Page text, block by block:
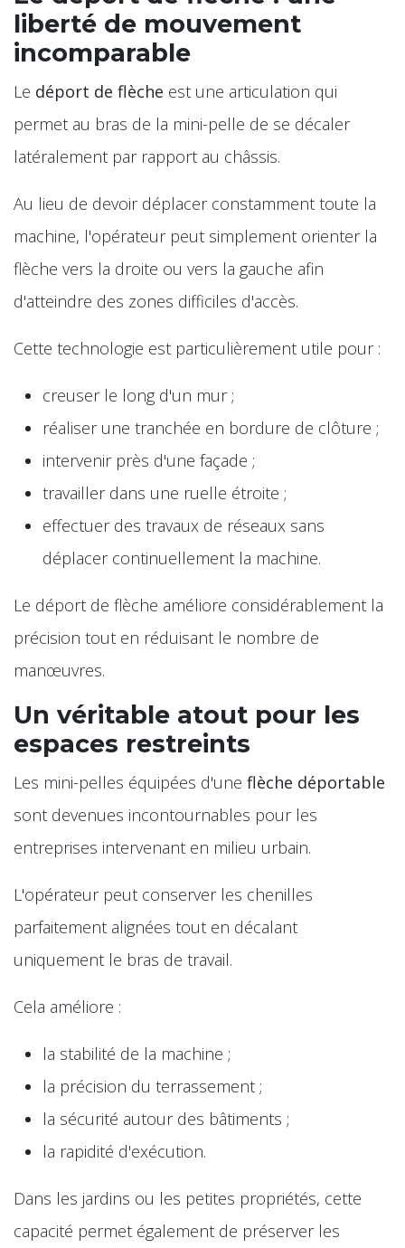
liberté de mouvement
incomparable
Le déport de flèche est une articulation qui
permet au bras de la mini-pelle de se décaler
latéralement par rapport au châssis.
Au lieu de devoir déplacer constamment toute la
machine, l'opérateur peut simplement orienter la
flèche vers la droite ou vers la gauche afin
d'atteindre des zones difficiles d'accès.
Cette technologie est particulièrement utile pour :
creuser le long d'un mur ;
réaliser une tranchée en bordure de clôture ;
intervenir près d'une façade ;
travailler dans une ruelle étroite ;
effectuer des travaux de réseaux sans
déplacer continuellement la machine.
Le déport de flèche améliore considérablement la
précision tout en réduisant le nombre de
manœuvres.
Un véritable atout pour les
espaces restreints
Les mini-pelles équipées d'une flèche déportable
sont devenues incontournables pour les
entreprises intervenant en milieu urbain.
L'opérateur peut conserver les chenilles
parfaitement alignées tout en décalant
uniquement le bras de travail.
Cela améliore :
la stabilité de la machine ;
la précision du terrassement ;
la sécurité autour des bâtiments ;
la rapidité d'exécution.
Dans les jardins ou les petites propriétés, cette
capacité permet également de préserver les